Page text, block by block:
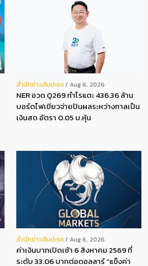
สํานักข่าวสับปะรด Aug 6, 2026
NER อวด Q269 กำไรแตะ 436.36 ล้าน
บอร์ดไฟเขียวจ่ายปันผลระหว่างกาลเป็น
เงินสด อัตรา 0.05 บ.หุ้น
สํานักข่าวสับปะรด Aug 6, 2026
ค่าเงินบาทเปิดเช้า 6 สิงหาคม 2569 ที่
ระดับ 33.06 บาทต่อดอลลาร์ “แข็งค่า